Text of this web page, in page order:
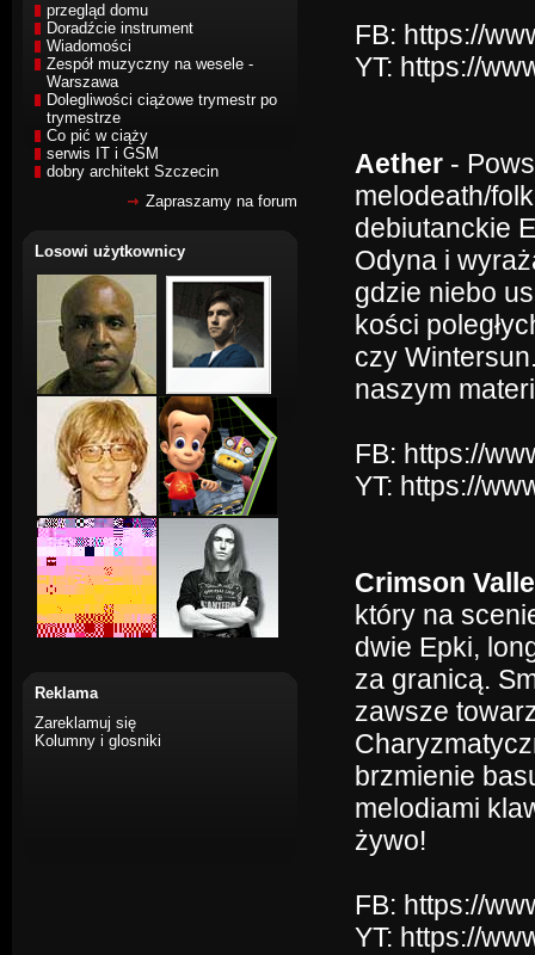
przegląd domu
Doradźcie instrument
Wiadomości
Zespół muzyczny na wesele -
Warszawa
Dolegliwości ciążowe trymestr po
trymestrze
Co pić w ciąży
serwis IT i GSM
dobry architekt Szczecin
Zapraszamy na forum
Losowi użytkownicy
Reklama
Zareklamuj się
Kolumny i glosniki
FB: https://
YT: https://
Aether -
melodeath/
debiutanckie
Odyna i
gdzie niebo
kości
czy
naszym
FB: https://
YT: https://
Crimson
który na
dwie Epki,
za granicą.
zawsze
brzmienie
melodiami
żywo!
FB: https://
YT: https://